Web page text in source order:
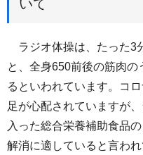
いて
ラジオ体操は、たった3
と、全身650前後の筋肉の
るといわれています。コ
足が心配されていますが
入った総合栄養補助食品
解消に適していると言われ